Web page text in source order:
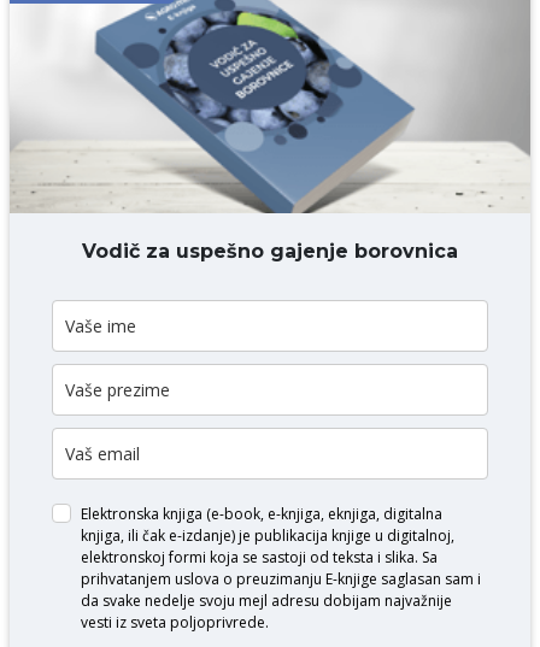
Komentar* obavezno
DODAJ KOMENTAR
Vodič za uspešno gajenje borovnica
Elektronska knjiga (e-book, e-knjiga, eknjiga, digitalna
knjiga, ili čak e-izdanje) je publikacija knjige u digitalnoj,
elektronskoj formi koja se sastoji od teksta i slika. Sa
prihvatanjem uslova o preuzimanju E-knjige saglasan sam i
da svake nedelje svoju mejl adresu dobijam najvažnije
vesti iz sveta poljoprivrede.